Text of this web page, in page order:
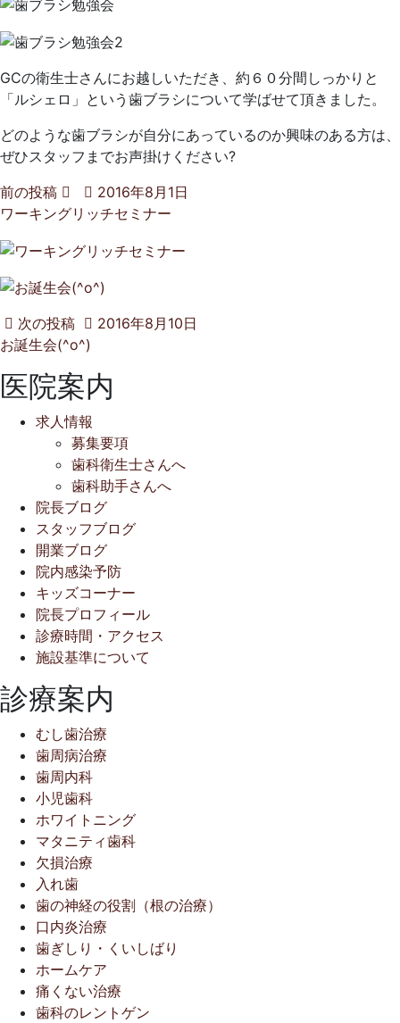
GCの衛生士さんにお越しいただき、約６０分間しっかりと
「ルシェロ」という歯ブラシについて学ばせて頂きました。
どのような歯ブラシが自分にあっているのか興味のある方は、
ぜひスタッフまでお声掛けください?
前の投稿
2016年8月1日
ワーキングリッチセミナー
次の投稿
2016年8月10日
お誕生会(^o^)
医院案内
求人情報
募集要項
歯科衛生士さんへ
歯科助手さんへ
院長ブログ
スタッフブログ
開業ブログ
院内感染予防
キッズコーナー
院長プロフィール
診療時間・アクセス
施設基準について
診療案内
むし歯治療
歯周病治療
歯周内科
小児歯科
ホワイトニング
マタニティ歯科
欠損治療
入れ歯
歯の神経の役割（根の治療）
口内炎治療
歯ぎしり・くいしばり
ホームケア
痛くない治療
歯科のレントゲン